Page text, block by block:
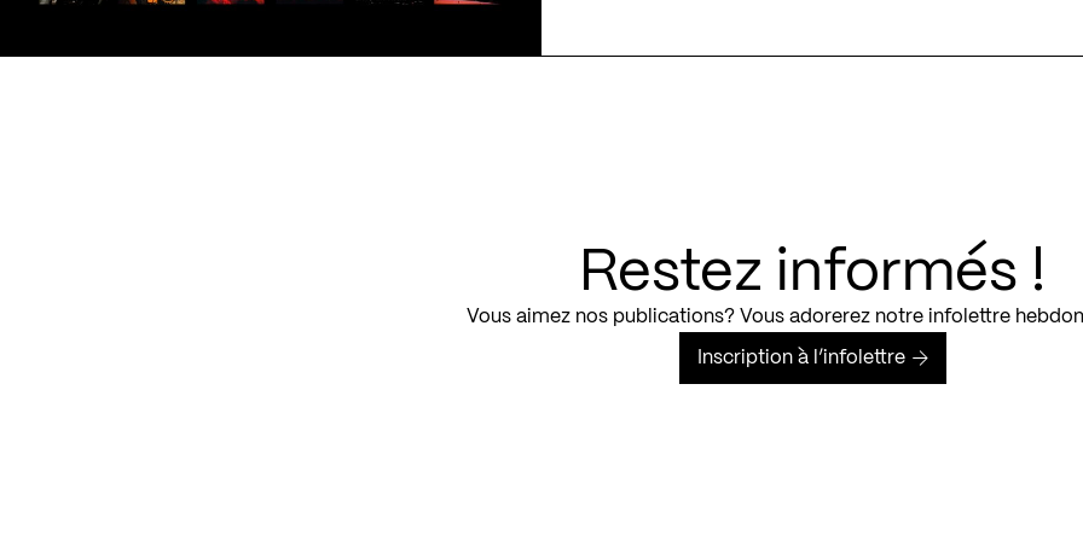
Restez informés !
Vous aimez nos publications? Vous adorerez notre infolettre
Inscription à l’infolettre